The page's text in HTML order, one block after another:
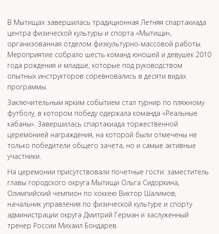
В Мытищах завершилась традиционная Летняя спартакиада
центра физической культуры и спорта «Мытищи»,
организованная отделом физкультурно-массовой работы.
Мероприятие собрало шесть команд юношей и девушек 2010
года рождения и младше, которые под руководством
опытных инструкторов соревновались в десяти видах
программы.
Заключительным ярким событием стал турнир по пляжному
футболу, в котором победу одержала команда «Реальные
кабаны». Завершилась спартакиада торжественной
церемонией награждения, на которой были отмечены не
только победители общего зачета, но и самые активные
участники.
На церемонии присутствовали почетные гости: заместитель
главы городского округа Мытищи Ольга Сидоркина,
Олимпийский чемпион по хоккею Виктор Шалимов,
начальник управления по физической культуре и спорту
администрации округа Дмитрий Герман и заслуженный
тренер России Михаил Бондарев.